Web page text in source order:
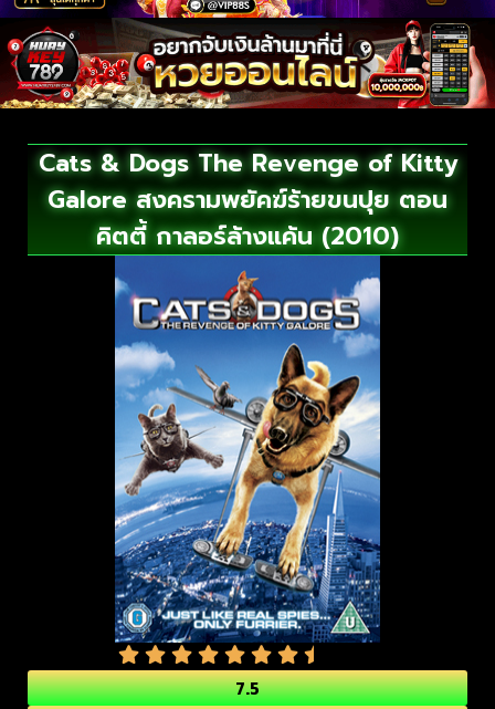
Cats & Dogs The Revenge of Kitty
Galore สงครามพยัคฆ์ร้ายขนปุย ตอน
คิตตี้ กาลอร์ล้างแค้น (2010)
7.5